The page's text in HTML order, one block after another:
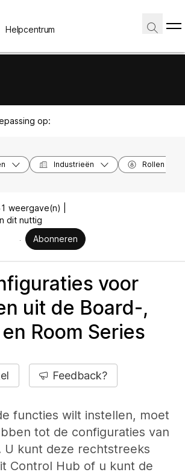
Helpcentrum
op:
Industrieën Rollen
weergave(n) |
dit nuttig
Abonneren
voor
uit de Board-,
Room Series
Feedback?
functies wilt instellen, moet
tot de configuraties van
U kunt deze rechtstreeks
Control Hub of u kunt de